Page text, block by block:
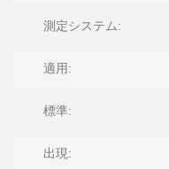
測定システム:
適用:
標準:
出現: